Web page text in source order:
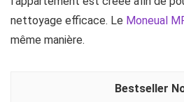
nettoyage efficace. Le Moneual
même manière.